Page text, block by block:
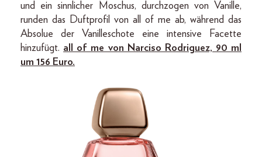
und ein sinnlicher Moschus, durchzogen von Vanille,
runden das Duftprofil von all of me ab, während das
Absolue der Vanilleschote eine intensive Facette
hinzufügt. all of me von Narciso Rodriguez, 90 ml
um 156 Euro.